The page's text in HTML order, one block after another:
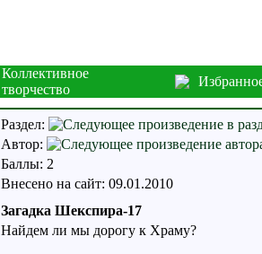
Коллективное
творчество
Раздел:
Автор:
Баллы: 2
Внесено на сайт: 09.01.2010
Загадка Шекспира-17
Найдем ли мы дорогу к Храму?